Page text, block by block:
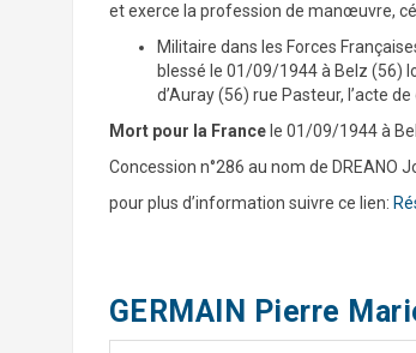
et exerce la profession de manœuvre,
Militaire dans les Forces
blessé le 01/09/1944 à Belz (56)
d’Auray (56) rue Pasteur, l’acte
Mort pour la Francele 01/09/1944 à
Concession n°286 au nom de DREANO
pour plus d’information suivre ce lien:
GERMAIN Pierre